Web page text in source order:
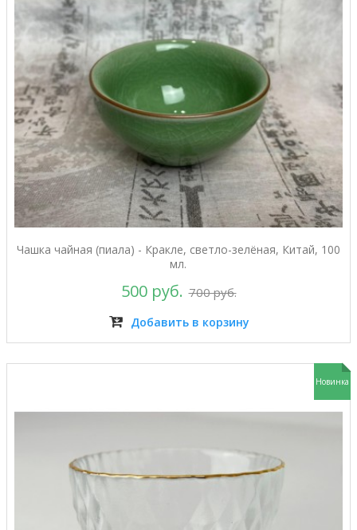
Чашка чайная (пиала) - Кракле, светло-зелёная, Китай, 100
мл.
500 руб. 700 руб.
Добавить в корзину
Новинка